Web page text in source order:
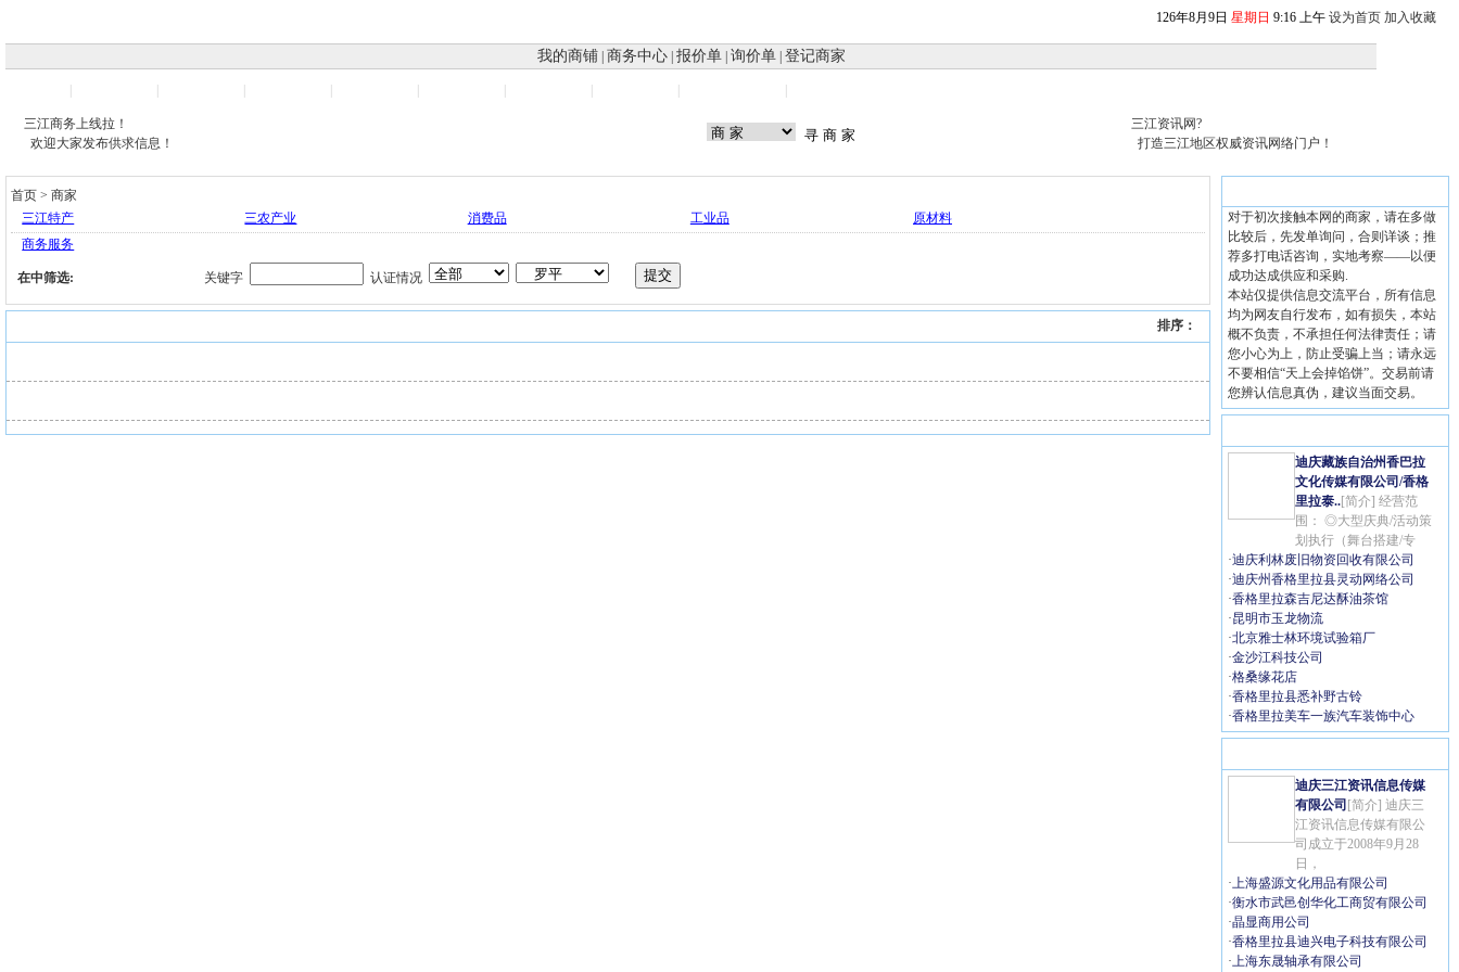
126年8月 9日 星期日 9:16 上午 设为首页 加入收藏
我的商铺| 商务中心| 报价单| 询价单| 登记商家
三江商务上线拉！
欢迎大家发布供求信息！
三江资讯网?
打造三江地区权威资讯网络门户！
首页 >商家
三江特产
三农产业 消费品 工业品
原材料
商务服务
在中筛选: 关键字 认证情况
排序：
对于初次接触本网的商家，请在多做
比较后，先发单询问，合则详谈；推
荐多打电话咨询，实地考察——以便
成功达成供应和采购.
本站仅提供信息交流平台，所有信息
均为网友自行发布，如有损失，本站
概不负责，不承担任何法律责任；请
您小心为上，防止受骗上当；请永远
不要相信“天上会掉馅饼”。交易前请
您辨认信息真伪，建议当面交易。
迪庆藏族自治州香巴拉
文化传媒有限公司/香格
里拉泰..[简介] 经营范
围： ◎大型庆典/活动策
划执行（舞台搭建/专
·迪庆利林废旧物资回收有限公司
·迪庆州香格里拉县灵动网络公司
·香格里拉森吉尼达酥油茶馆
·昆明市玉龙物流
·北京雅士林环境试验箱厂
·金沙江科技公司
·格桑缘花店
·香格里拉县悉补野古铃
·香格里拉美车一族汽车装饰中心
迪庆三江资讯信息传媒
有限公司 [简介] 迪庆三
江资讯信息传媒有限公
司成立于2008年9月28
日，
·上海盛源文化用品有限公司
·衡水市武邑创华化工商贸有限公司
·晶显商用公司
·香格里拉县迪兴电子科技有限公司
·上海东晟轴承有限公司